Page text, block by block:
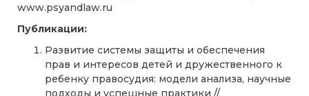
www.psyandlaw.ru
Публикации:
Развитие системы защиты и обеспечения
прав и интересов детей и дружественного к
ребенку правосудия: модели анализа, научные
подходы и успешные практики //